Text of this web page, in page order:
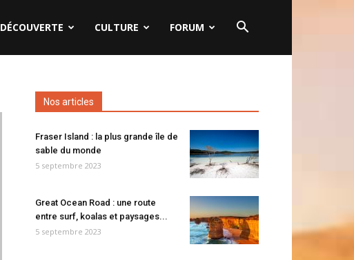
DÉCOUVERTE CULTURE FORUM
Nos articles
Fraser Island : la plus grande île de
sable du monde
5 septembre 2023
Great Ocean Road : une route
entre surf, koalas et paysages...
5 septembre 2023